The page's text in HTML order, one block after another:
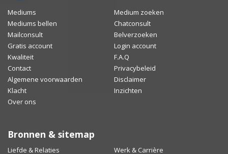
Mediums
Medium zoeken
Mediums bellen
Chatconsult
Mailconsult
Belverzoeken
Gratis account
Login account
Kwaliteit
F.A.Q
Contact
Privacybeleid
Algemene voorwaarden
Disclaimer
Klacht
Inzichten
Over ons
Bronnen & sitemap
Liefde & Relaties Werk & Carrière